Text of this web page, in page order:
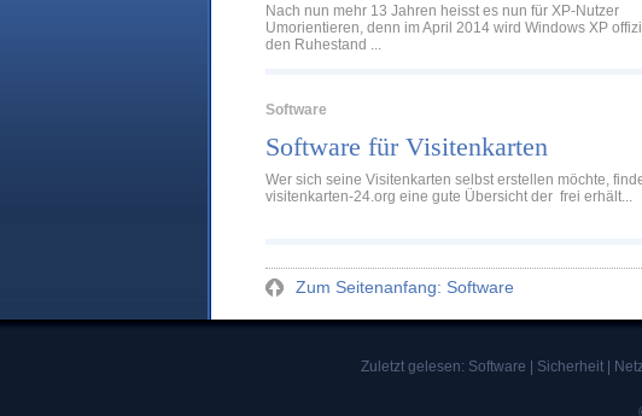
Nach nun mehr 13 Jahren heisst es nun für XP-Nutzer
Umorientieren, denn im April 2014 wird Windows XP
den Ruhestand ...
Software
Software für Visitenkarten
Wer sich seine Visitenkarten selbst erstellen möchte,
visitenkarten-24.org eine gute Übersicht der frei erhält...
Zum Seitenanfang: Software
Zuletzt gelesen: Software | Sicherheit|